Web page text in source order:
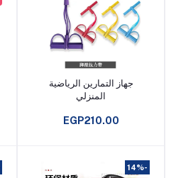
أضف إلى السلة
جهاز التمارين الرياضية
المنزلي
EGP210.00
-14%